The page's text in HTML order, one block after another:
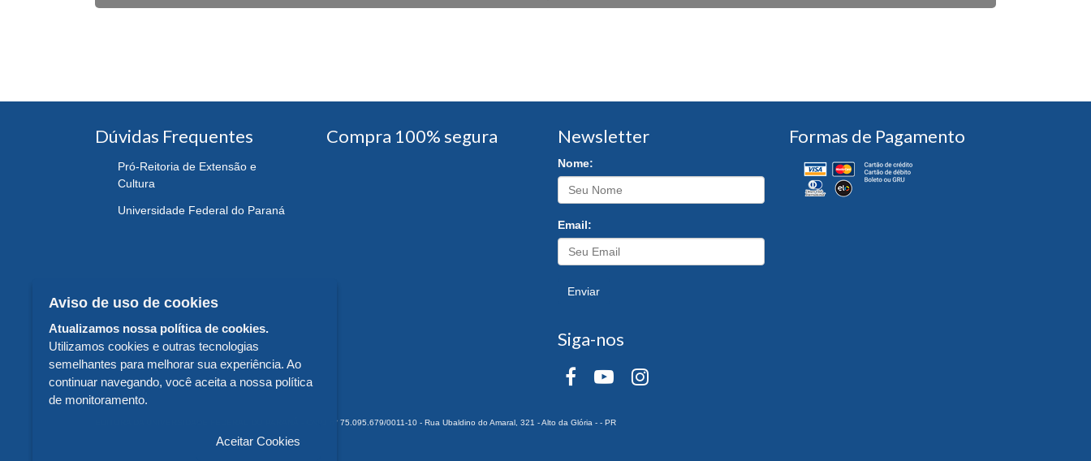
Dúvidas Frequentes
Pró-Reitoria de Extensão e
Cultura
Universidade Federal do Paraná
Compra 100% segura Newsletter
Nome:
Email:
Enviar
Siga-nos
Formas de Pagamento
EDITORA DA UNIVERSIDADE FEDERAL DO PARANÁ - CNPJ n° 75.095.679/0011-10 - Rua Ubaldino do Amaral, 321 - Alto da Glória - - PR
Aviso de uso de cookies
Atualizamos nossa política de cookies.
Utilizamos cookies e outras tecnologias
semelhantes para melhorar sua experiência. Ao
continuar navegando, você aceita a nossa política
de monitoramento.
Aceitar Cookies